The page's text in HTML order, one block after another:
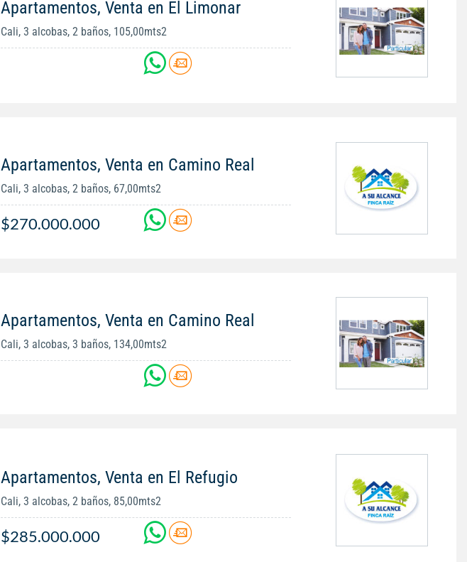
Apartamentos, Venta en El Limonar
Cali, 3 alcobas, 2 baños, 105,00mts2
Apartamentos, Venta en Camino Real
Cali, 3 alcobas, 2 baños, 67,00mts2
$270.000.000
Apartamentos, Venta en Camino Real
Cali, 3 alcobas, 3 baños, 134,00mts2
Apartamentos, Venta en El Refugio
Cali, 3 alcobas, 2 baños, 85,00mts2
$285.000.000